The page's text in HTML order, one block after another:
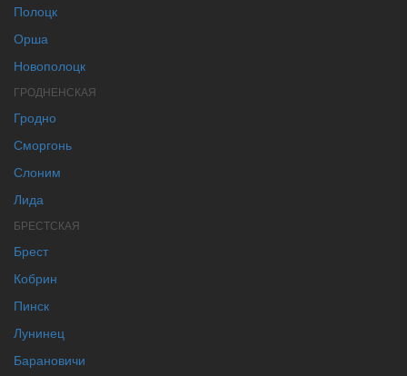
Полоцк
Орша
Новополоцк
ГРОДНЕНСКАЯ
Гродно
Сморгонь
Слоним
Лида
БРЕСТСКАЯ
Брест
Кобрин
Пинск
Лунинец
Барановичи